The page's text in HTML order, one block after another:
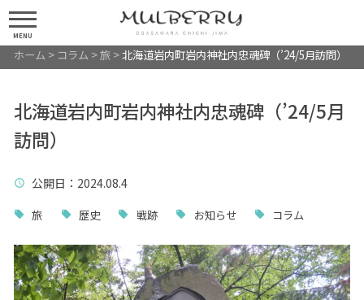
MENU
ホーム > コラム >旅>北海道岩内町岩内神社内忠魂碑（’24/5月訪問）
北海道岩内町岩内神社内忠魂碑（’24/5月
訪問）
公開日 ：2024.08.4
旅 歴史 戦跡 お知らせ コラム